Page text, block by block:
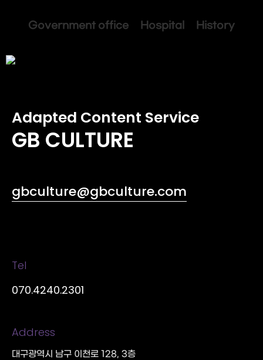
Government office Hospital History
Adapted Content Service
GB CULTURE
gbculture@gbculture.com
Tel
070.4240.2301
Address
대구광역시 남구 이천로 128, 3층